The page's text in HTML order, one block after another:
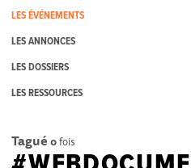
LES ÉVÉNEMENTS
LES ANNONCES
LES DOSSIERS
LES RESSOURCES
Tagué 0fois